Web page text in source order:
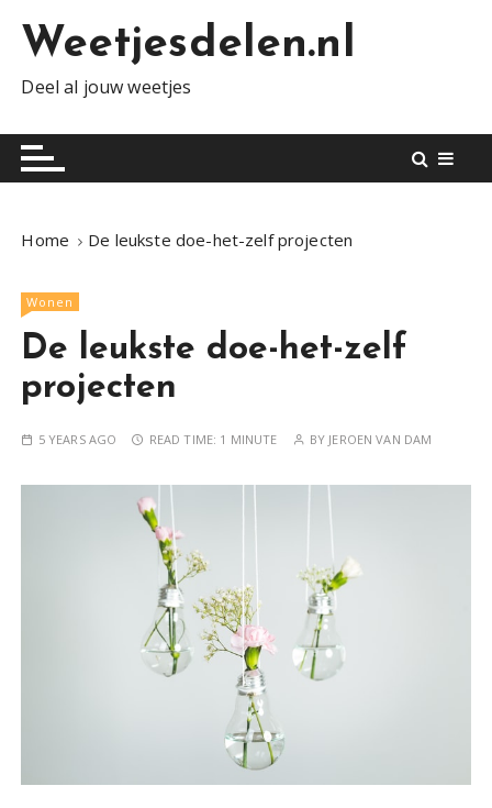
c
Weetjesdelen.nl
Deel al jouw weetjes
Home De leukste doe-het-zelf projecten
Wonen
De leukste doe-het-zelf
projecten
5 YEARS AGO READ TIME: 1 MINUTE BY JEROEN VAN DAM